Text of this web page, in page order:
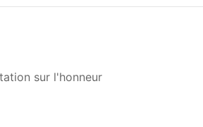
sur l'honneur